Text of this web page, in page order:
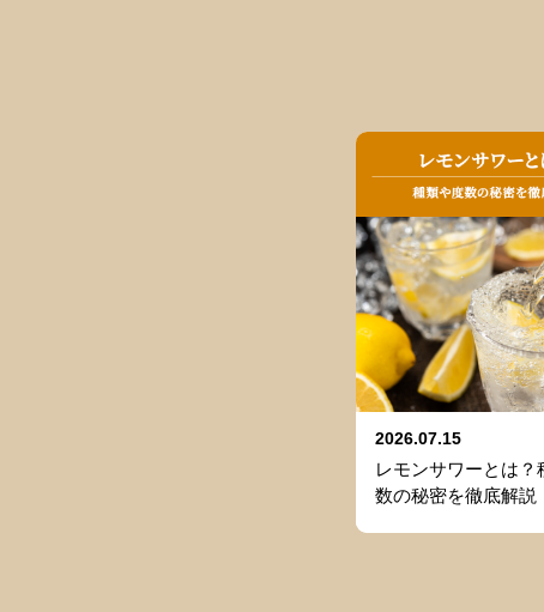
2026.07.15
レモンサワーとは？
数の秘密を徹底解説